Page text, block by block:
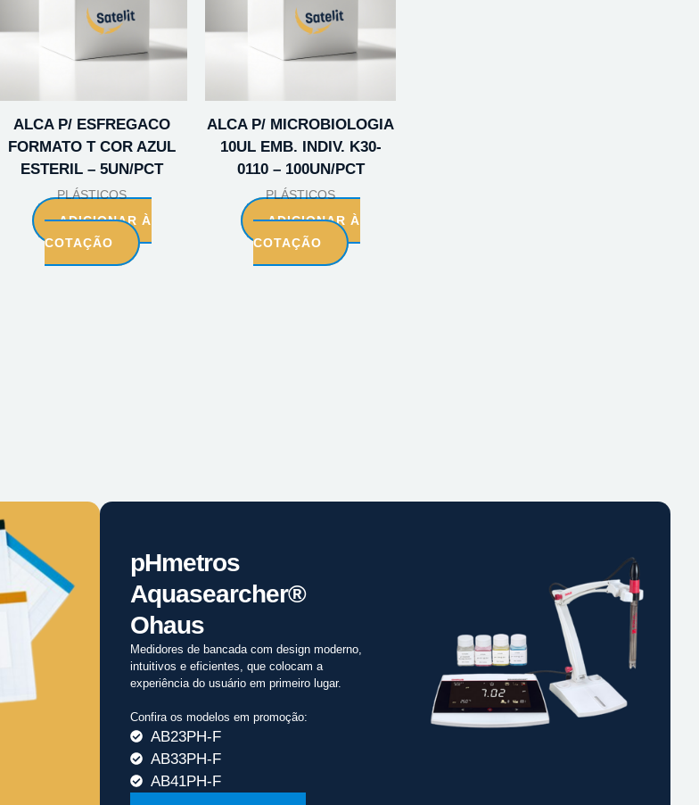
ALCA P/ ESFREGACO
FORMATO T COR AZUL
ESTERIL – 5UN/PCT
PLÁSTICOS
ADICIONAR À
COTAÇÃO
ALCA P/ MICROBIOLOGIA
10UL EMB. INDIV. K30-
0110 – 100UN/PCT
PLÁSTICOS
ADICIONAR À
COTAÇÃO
pHmetros
Aquasearcher®
Ohaus
Medidores de bancada com design moderno,
intuitivos e eficientes, que colocam a
experiência do usuário em primeiro lugar.
Confira os modelos em promoção:
AB23PH-F
AB33PH-F
AB41PH-F